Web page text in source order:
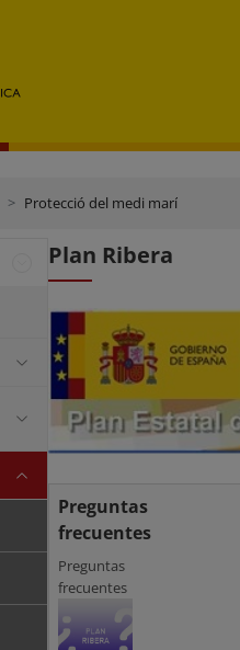
Protecció del medi marí
Plan Ribera
Preguntas
frecuentes
Preguntas
frecuentes